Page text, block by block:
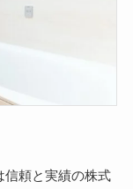
信頼と実績の株式